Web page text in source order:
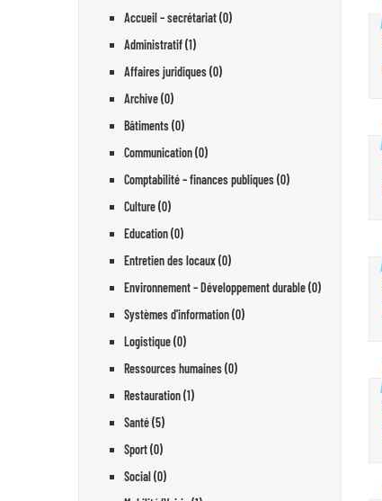
Accueil – secrétariat (0)
Administratif (1)
Affaires juridiques (0)
Archive (0)
Bâtiments (0)
Communication (0)
Comptabilité – finances publiques (0)
Culture (0)
Education (0)
Entretien des locaux (0)
Environnement – Développement durable (0)
Systèmes d'information (0)
Logistique (0)
Ressources humaines (0)
Restauration (1)
Santé (5)
Sport (0)
Social (0)